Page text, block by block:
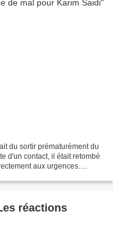
du sortir prématurément du
d'un contact, il était retombé
aux urgences.
réactions